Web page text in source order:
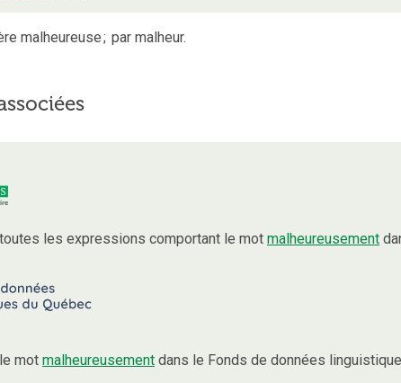
malheureuse; par malheur.
les expressions comportant le mot malheureusement
mot malheureusement dans le Fonds de données